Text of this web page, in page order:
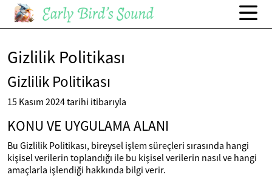
Gizlilik Politikası
Gizlilik Politikası
15 Kasım 2024 tarihi itibarıyla
KONU VE UYGULAMA ALANI
Bu Gizlilik Politikası, bireysel işlem süreçleri sırasında hangi
kişisel verilerin toplandığı ile bu kişisel verilerin nasıl ve hangi
amaçlarla işlendiği hakkında bilgi verir.